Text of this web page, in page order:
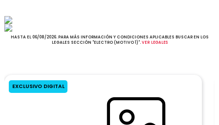
HASTA EL 06/08/2026. PARA MÁS INFORMACIÓN Y CONDICIONES APLICABLES BUSCAR EN LOS
LEGALES SECCIÓN "ELECTRO (MOTIVO 1)".VER LEGALES
EXCLUSIVO DIGITAL